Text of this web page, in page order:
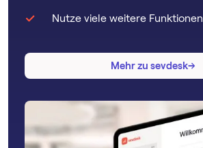
Nutze viele weitere Funktionen
Mehr zu sevdesk→
→